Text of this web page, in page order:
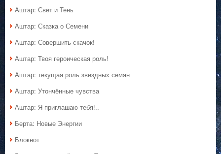
Аштар: Свет и Тень
Аштар: Сказка о Семени
Аштар: Совершить скачок!
Аштар: Твоя героическая роль!
Аштар: текущая роль звездных семян
Аштар: Утончённые чувства
Аштар: Я приглашаю тебя!..
Берта: Новые Энергии
Блокнот